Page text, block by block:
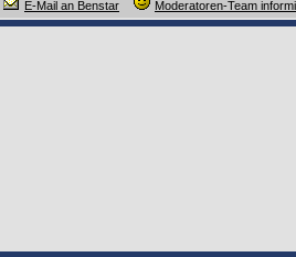
E-Mail an Benstar Moderatoren-Team